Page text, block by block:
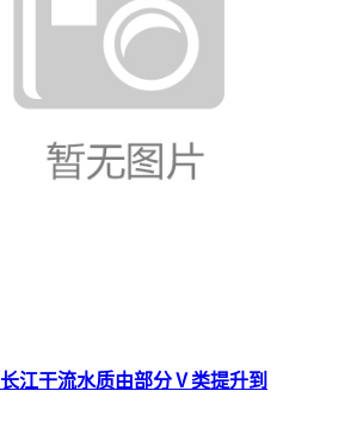
江干流水质由部分Ⅴ类提升到